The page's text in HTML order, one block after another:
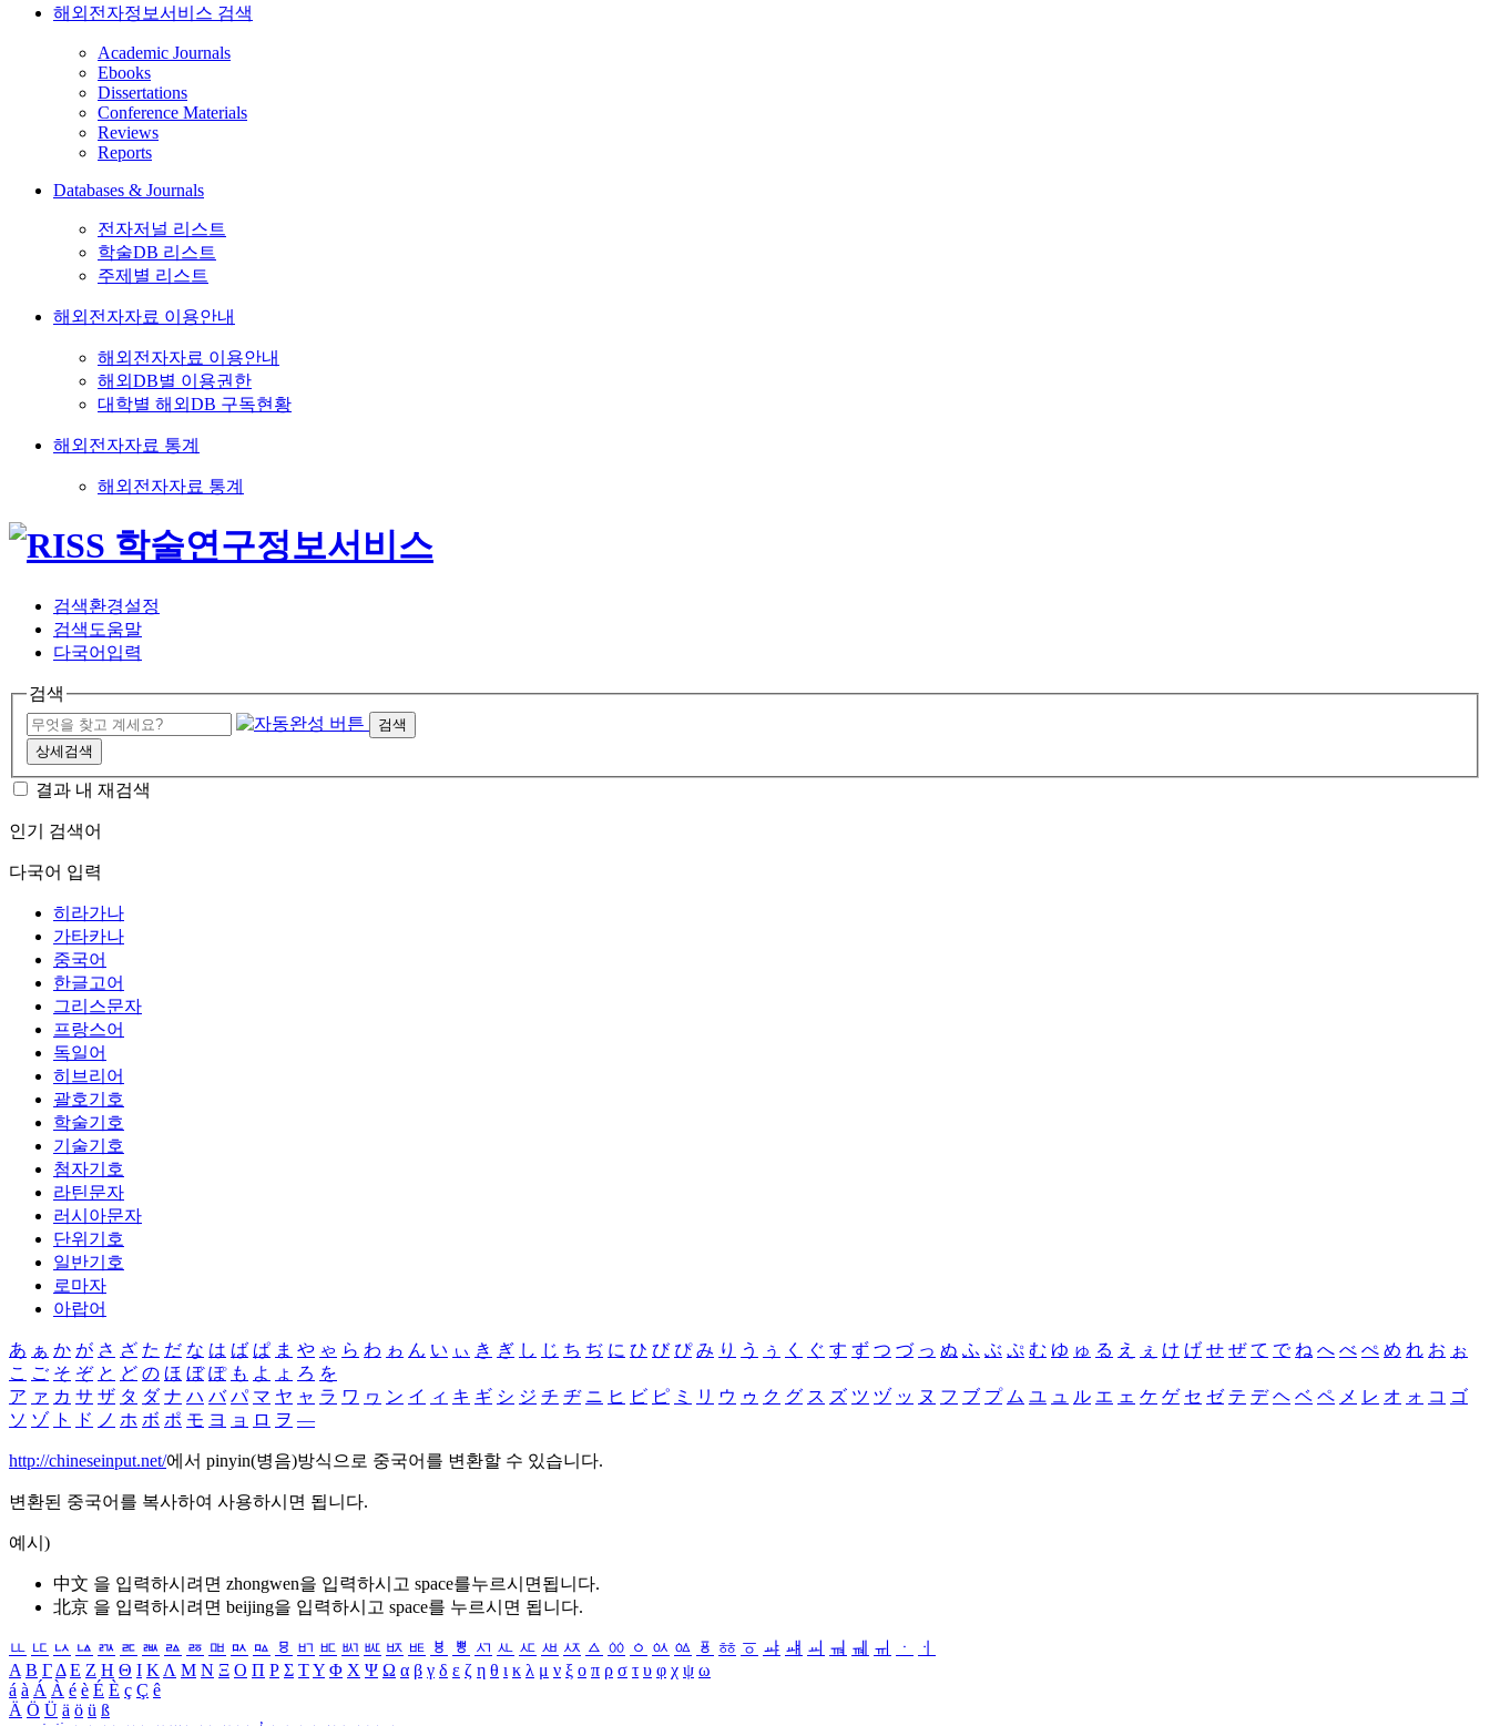
해외전자정보서비스 검색
Academic Journals
Ebooks
Dissertations
Conference Materials
Reviews
Reports
Databases & Journals
전자저널 리스트
학술DB 리스트
주제별 리스트
해외전자자료 이용안내
해외전자자료 이용안내
해외DB별 이용권한
대학별 해외DB 구독현황
해외전자자료 통계
해외전자자료 통계
검색환경설정
검색도움말
다국어입력
검색
검색
상세검색
결과 내 재검색
인기 검색어
다국어 입력
히라가나
가타카나
중국어
한글고어
그리스문자
프랑스어
독일어
히브리어
괄호기호
학술기호
기술기호
첨자기호
라틴문자
러시아문자
단위기호
일반기호
로마자
아랍어
あ ぁ か が さ ざ た だ な は ば ぱ ま や ゃ ら わ ゎ ん い ぃ き ぎ し じ ち ぢ に ひ び ぴ み り う ぅ く ぐ す ず つ づ っ ぬ ふ ぶ ぷ む ゆ ゅ る え ぇ け げ せ ぜ て で ね へ べ ぺ め れ お ぉ
こ ご そ ぞ と ど の ほ ぼ ぽ も よ ょ ろ を
ア ァ カ サ ザ タ ダ ナ ハ バ パ マ ヤ ャ ラ ワ ヮ ン イ ィ キ ギ シ ジ チ ヂ ニ ヒ ビ ピ ミ リ ウ ゥ ク グ ス ズ ツ ヅ ッ ヌ フ ブ プ ム ユ ュ ル エ ェ ケ ゲ セ ゼ テ デ ヘ ベ ペ メ レ オ ォ コ ゴ
ソ ゾ ト ド ノ ホ ボ ポ モ ヨ ョ ロ ヲ ―
http://chineseinput.net/에서 pinyin(병음)방식으로 중국어를 변환할 수 있습니다.
변환된 중국어를 복사하여 사용하시면 됩니다.
예시)
中文 을 입력하시려면 zhongwen을 입력하시고 space를누르시면됩니다.
北京 을 입력하시려면 beijing을 입력하시고 space를 누르시면 됩니다.
ㅥ ㅦ ㅧ ㅨ ㅩ ㅪ ㅫ ㅬ ㅭ ㅮ ㅯ ㅰ ㅱ ㅲ ㅳ ㅴ ㅵ ㅶ ㅷ ㅸ ㅹ ㅺ ㅻ ㅼ ㅽ ㅾ ㅿ ㆀ ㆁ ㆂ ㆃ ㆄ ㆅ ㆆ ㆇ ㆈ ㆉ ㆊ ㆋ ㆌ ㆍ
ㆎ
Α Β ΓΔ Ε Ζ Η Θ Ι ΚΛ Μ Ν Ξ Ο Π Ρ Σ ΤΥ Φ Χ Ψ Ω α β γ δ ε ζ η θ ι κ λ μ ν ξ ο π ρ σ τ υ φ χ ψ ω
á à Á À é è É È ç Ç ê
Ä Ö Ü ä ö ü ß